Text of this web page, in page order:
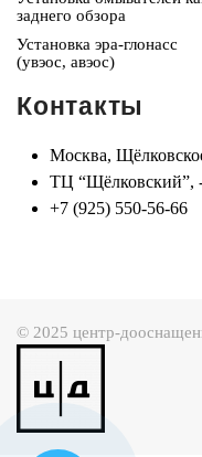
заднего обзора
Установка эра-глонасс
(увэос, авэос)
Контакты
Москва,
ТЦ “Щёлковский”,
+7 (925) 550-56-66
© 2025 центр-